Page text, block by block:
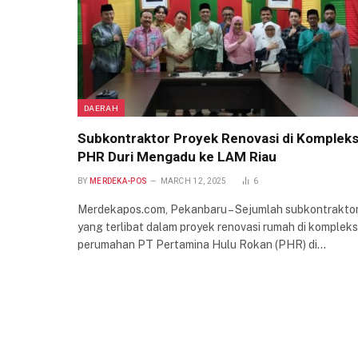
DAERAH
Subkontraktor Proyek Renovasi di Kompleks
PHR Duri Mengadu ke LAM Riau
BY MERDEKA-POS MARCH 12, 2025 6
Merdekapos.com, Pekanbaru – Sejumlah
yang terlibat dalam proyek renovasi rumah di kompleks
perumahan PT Pertamina Hulu Rokan (PHR) di…